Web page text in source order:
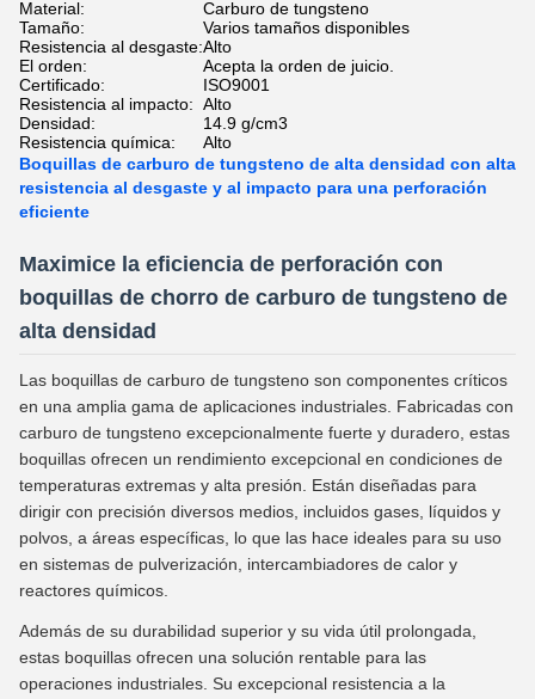
Material:
Carburo de tungsteno
Tamaño:
Varios tamaños disponibles
Resistencia al desgaste:Alto
El orden:
Acepta la orden de juicio.
Certificado:
ISO9001
Resistencia al impacto: Alto
Densidad:
14.9 g/cm3
Resistencia química:
Alto
Boquillas de carburo de tungsteno de alta densidad con alta
resistencia al desgaste y al impacto para una perforación
eficiente
Maximice la eficiencia de perforación con
boquillas de chorro de carburo de tungsteno de
alta densidad
Las boquillas de carburo de tungsteno son componentes críticos
en una amplia gama de aplicaciones industriales. Fabricadas con
carburo de tungsteno excepcionalmente fuerte y duradero, estas
boquillas ofrecen un rendimiento excepcional en condiciones de
temperaturas extremas y alta presión. Están diseñadas para
dirigir con precisión diversos medios, incluidos gases, líquidos y
polvos, a áreas específicas, lo que las hace ideales para su uso
en sistemas de pulverización, intercambiadores de calor y
reactores químicos.
Además de su durabilidad superior y su vida útil prolongada,
estas boquillas ofrecen una solución rentable para las
operaciones industriales. Su excepcional resistencia a la